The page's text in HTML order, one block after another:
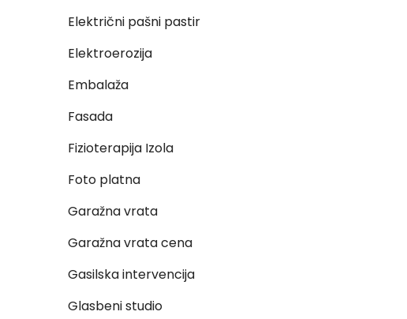
Električni pašni pastir
Elektroerozija
Embalaža
Fasada
Fizioterapija Izola
Foto platna
Garažna vrata
Garažna vrata cena
Gasilska intervencija
Glasbeni studio